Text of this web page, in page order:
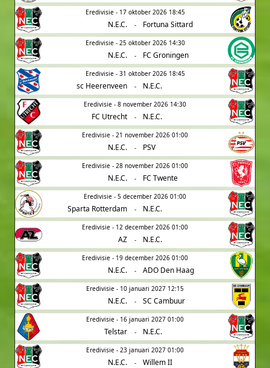
Eredivisie - 17 oktober 2026 18:45
N.E.C. - Fortuna Sittard
Eredivisie - 25 oktober 2026 14:30
N.E.C. - FC Groningen
Eredivisie - 31 oktober 2026 18:45
sc Heerenveen - N.E.C.
Eredivisie - 8 november 2026 14:30
FC Utrecht - N.E.C.
Eredivisie - 21 november 2026 01:00
N.E.C. - PSV
Eredivisie - 28 november 2026 01:00
N.E.C. - FC Twente
Eredivisie - 5 december 2026 01:00
Sparta Rotterdam - N.E.C.
Eredivisie - 12 december 2026 01:00
AZ - N.E.C.
Eredivisie - 19 december 2026 01:00
N.E.C. - ADO Den Haag
Eredivisie - 10 januari 2027 12:15
N.E.C. - SC Cambuur
Eredivisie - 16 januari 2027 01:00
Telstar - N.E.C.
Eredivisie - 23 januari 2027 01:00
N.E.C. - Willem II